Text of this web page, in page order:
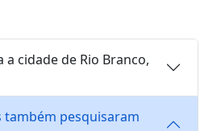
a cidade de Rio Branco,
também pesquisaram